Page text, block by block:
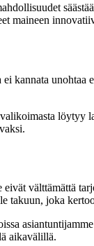
maineen
kannata unohtaa
löytyy
välttämättä
joka
aikavälillä.